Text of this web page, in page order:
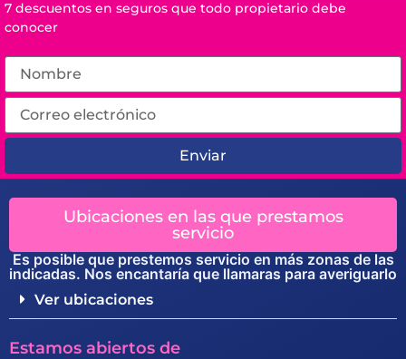
7 descuentos en seguros que todo propietario debe
conocer
Enviar
Ubicaciones en las que prestamos
servicio
Es posible que prestemos servicio en más zonas de las
indicadas. Nos encantaría que llamaras para averiguarlo
Ver ubicaciones
Estamos abiertos de